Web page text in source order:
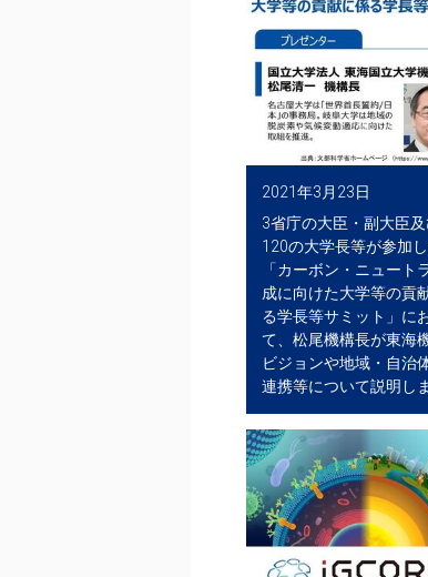
2021年3月23日
3省庁の大臣・副大臣
120の大学長等が参加
「カーボン・ニュート
成に向けた大学等の貢
る学長等サミット」に
て、松尾機構長が東海
ビジョンや地域・自治
連携等について説明し